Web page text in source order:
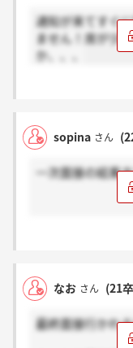
通知が来てすぐ
ません！席が少
か、、、
sopina さん
一次面接の結果
なお さん (21
最終面接行かれ